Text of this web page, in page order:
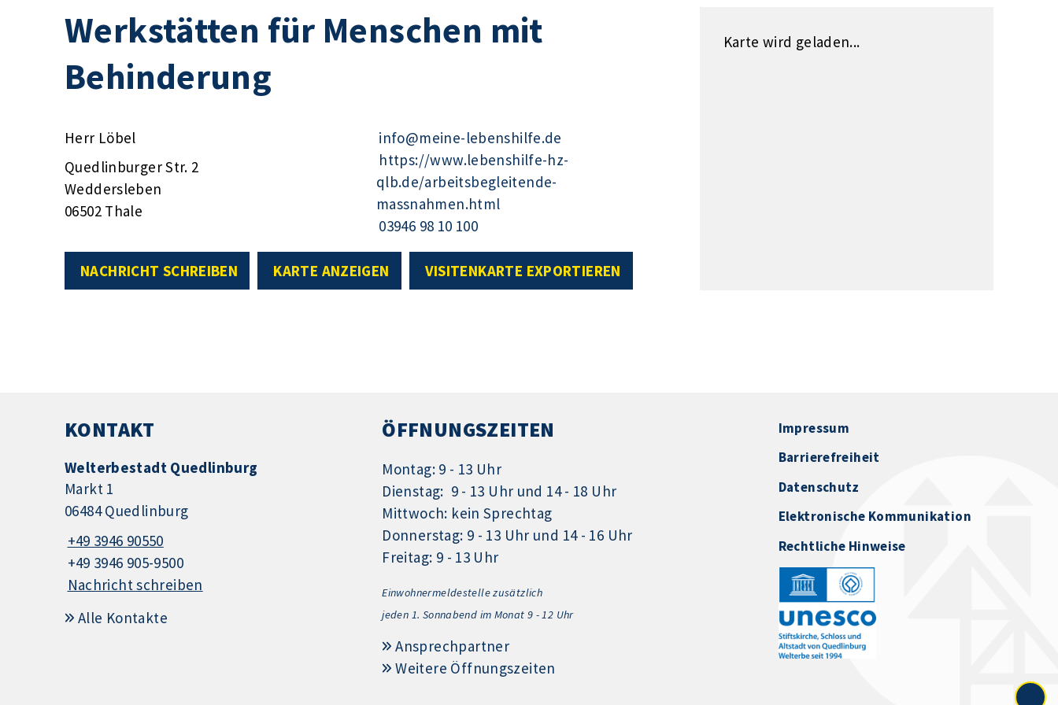
Werkstätten für Menschen mit
Behinderung
Herr Löbel
Quedlinburger Str. 2
Weddersleben
06502 Thale
info@meine-lebenshilfe.de
https://www.lebenshilfe-hz-
qlb.de/arbeitsbegleitende-
massnahmen.html
03946 98 10 100
NACHRICHT SCHREIBEN KARTE ANZEIGEN VISITENKARTE EXPORTIEREN
Karte wird geladen...
KONTAKT
Welterbestadt Quedlinburg
Markt 1
06484 Quedlinburg
+49 3946 90550
+49 3946 905-9500
Nachricht schreiben
Alle Kontakte
ÖFFNUNGSZEITEN
Montag: 9 - 13 Uhr
Dienstag: 9 - 13 Uhr und 14 - 18 Uhr
Mittwoch: kein Sprechtag
Donnerstag: 9 - 13 Uhr und 14 - 16 Uhr
Freitag: 9 - 13 Uhr
Einwohnermeldestelle zusätzlich
jeden 1. Sonnabend im Monat 9 - 12 Uhr
Ansprechpartner
Weitere Öffnungszeiten
Impressum
Barrierefreiheit
Datenschutz
Elektronische Kommunikation
Rechtliche Hinweise